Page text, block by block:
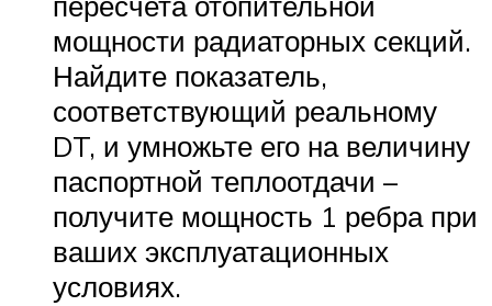
мощности радиаторных секций.
Найдите показатель,
соответствующий реальному
DT, и умножьте его на величину
паспортной теплоотдачи –
получите мощность 1 ребра при
ваших эксплуатационных
условиях.